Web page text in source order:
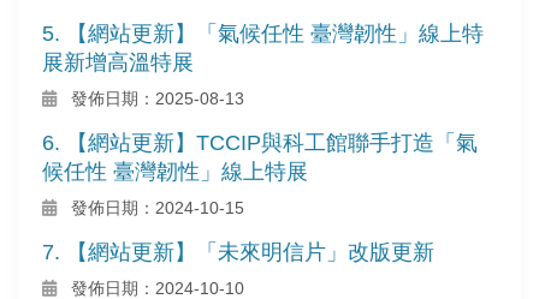
5. 【網站更新】「氣候任性 臺灣韌性」線上特
展新增高溫特展
發佈日期：2025-08-13
6. 【網站更新】TCCIP與科工館聯手打造「氣
候任性 臺灣韌性」線上特展
發佈日期：2024-10-15
7. 【網站更新】「未來明信片」改版更新
發佈日期：2024-10-10